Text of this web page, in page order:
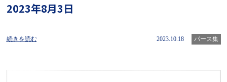
2023年8月3日
続きを読む 2023.10.18 パース集